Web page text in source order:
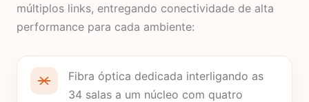
múltiplos links, entregando conectividade de alta
performance para cada ambiente:
Fibra óptica dedicada interligando as
34 salas a um núcleo com quatro